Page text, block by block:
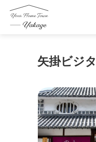
スポット
体験する
泊まる
体験・ツアープラン
矢掛ビジ